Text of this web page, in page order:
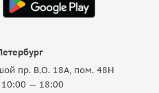
пр. В.О. 18A, пом. 48Н
— 18:00